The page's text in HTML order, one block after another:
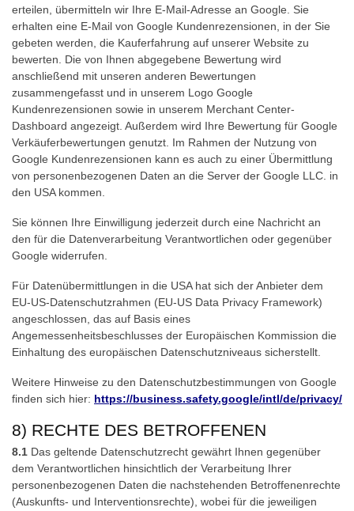
erteilen, übermitteln wir Ihre E-Mail-Adresse an Google. Sie
erhalten eine E-Mail von Google Kundenrezensionen, in der Sie
gebeten werden, die Kauferfahrung auf unserer Website zu
bewerten. Die von Ihnen abgegebene Bewertung wird
anschließend mit unseren anderen Bewertungen
zusammengefasst und in unserem Logo Google
Kundenrezensionen sowie in unserem Merchant Center-
Dashboard angezeigt. Außerdem wird Ihre Bewertung für Google
Verkäuferbewertungen genutzt. Im Rahmen der Nutzung von
Google Kundenrezensionen kann es auch zu einer Übermittlung
von personenbezogenen Daten an die Server der Google LLC. in
den USA kommen.
Sie können Ihre Einwilligung jederzeit durch eine Nachricht an
den für die Datenverarbeitung Verantwortlichen oder gegenüber
Google widerrufen.
Für Datenübermittlungen in die USA hat sich der Anbieter dem
EU-US-Datenschutzrahmen (EU-US Data Privacy Framework)
angeschlossen, das auf Basis eines
Angemessenheitsbeschlusses der Europäischen Kommission die
Einhaltung des europäischen Datenschutzniveaus sicherstellt.
Weitere Hinweise zu den Datenschutzbestimmungen von Google
finden sich hier: https://business.safety.google/intl/de/privacy/
8) RECHTE DES BETROFFENEN
8.1 Das geltende Datenschutzrecht gewährt Ihnen gegenüber
dem Verantwortlichen hinsichtlich der Verarbeitung Ihrer
personenbezogenen Daten die nachstehenden Betroffenenrechte
(Auskunfts- und Interventionsrechte), wobei für die jeweiligen